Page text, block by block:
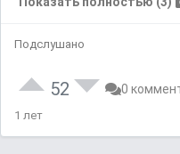
Подслушано
52 0
1 лет